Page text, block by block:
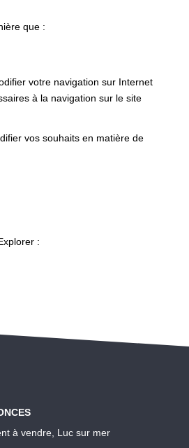
que :
votre navigation sur Internet
à la navigation sur le site
vos souhaits en matière de
:
à vendre, Luc sur mer